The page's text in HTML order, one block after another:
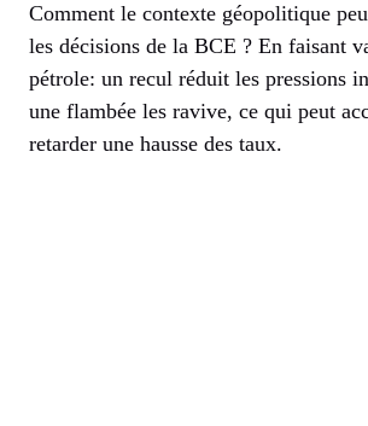
Comment le contexte géopolitique
les décisions de la BCE ? En faisant
pétrole: un recul réduit les pressions
une flambée les ravive, ce qui peut
retarder une hausse des taux.